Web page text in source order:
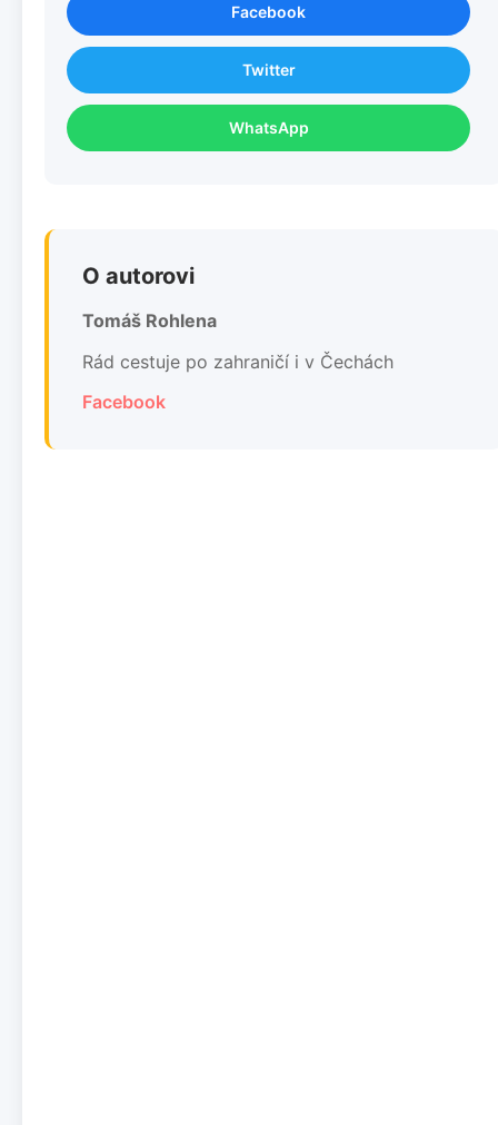
Facebook
Twitter
WhatsApp
O autorovi
Tomáš Rohlena
Rád cestuje po zahraničí i v Čechách
Facebook